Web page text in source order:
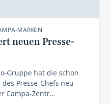
MARKEN
neuen Presse-
Gruppe hat die schon
Presse-Chefs neu
Campa-Zentr…